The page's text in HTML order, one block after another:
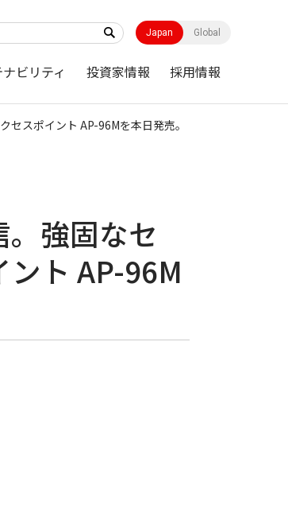
Japan Global
ビリティ 投資家情報 採用情報
スポイント AP-96Mを本日発売。
強固なセ
ト AP-96M